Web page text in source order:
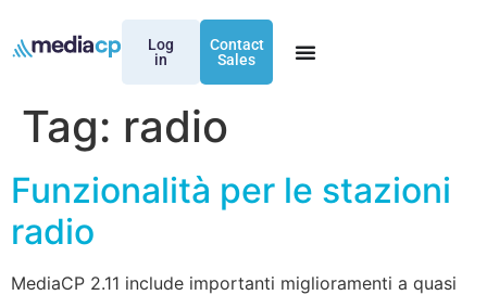
Log
in
Contact
Sales
Tag: radio
Funzionalità per le stazioni
radio
MediaCP 2.11 include importanti miglioramenti a quasi